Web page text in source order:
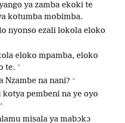
ya zamba ekoki te
kotumba mobimba.
nyonso ezali lokola eloko
eloko mpamba, eloko
te. +
na nani? +
pembeni na ye oyo
+
misala ya mabɔkɔ